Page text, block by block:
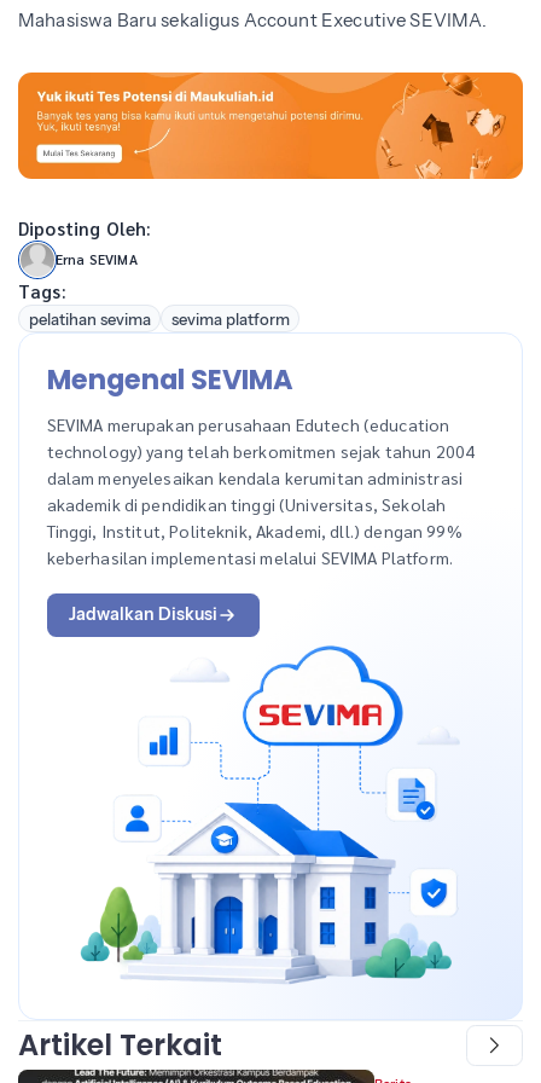
Mahasiswa Baru sekaligus Account Executive SEVIMA.
Diposting Oleh:
Erna SEVIMA
Tags:
pelatihan sevima sevima platform
Mengenal SEVIMA
SEVIMA merupakan perusahaan Edutech (education
technology) yang telah berkomitmen sejak tahun 2004
dalam menyelesaikan kendala kerumitan administrasi
akademik di pendidikan tinggi (Universitas, Sekolah
Tinggi, Institut, Politeknik, Akademi, dll.) dengan 99%
keberhasilan implementasi melalui SEVIMA Platform.
Jadwalkan Diskusi
Artikel Terkait